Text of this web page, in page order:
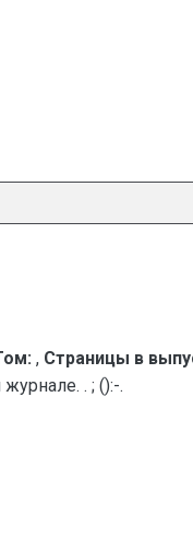
, Страницы в
. ; ():-.